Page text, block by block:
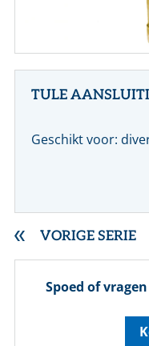
TULE
Geschikt voor:
VORIGE SERIE
Spoed of